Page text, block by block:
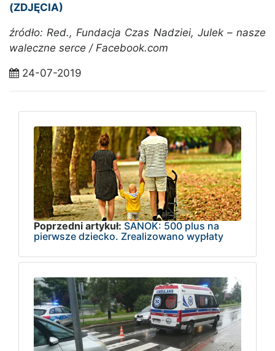
(ZDJĘCIA)
źródło: Red., Fundacja Czas Nadziei, Julek – nasze
waleczne serce / Facebook.com
24-07-2019
Poprzedni artykuł: SANOK: 500 plus na
pierwsze dziecko. Zrealizowano wypłaty